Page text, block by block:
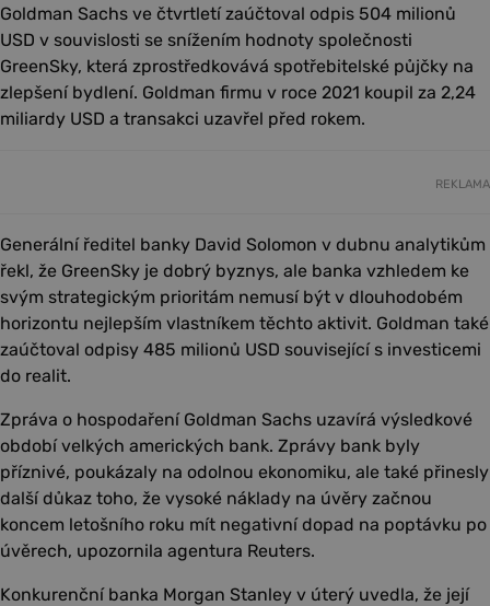
Goldman Sachs ve čtvrtletí zaúčtoval odpis 504 milionů
USD v souvislosti se snížením hodnoty společnosti
GreenSky, která zprostředkovává spotřebitelské půjčky na
zlepšení bydlení. Goldman firmu v roce 2021 koupil za 2,24
miliardy USD a transakci uzavřel před rokem.
REKLAMA
Generální ředitel banky David Solomon v dubnu analytikům
řekl, že GreenSky je dobrý byznys, ale banka vzhledem ke
svým strategickým prioritám nemusí být v dlouhodobém
horizontu nejlepším vlastníkem těchto aktivit. Goldman také
zaúčtoval odpisy 485 milionů USD související s investicemi
do realit.
Zpráva o hospodaření Goldman Sachs uzavírá výsledkové
období velkých amerických bank. Zprávy bank byly
příznivé, poukázaly na odolnou ekonomiku, ale také přinesly
další důkaz toho, že vysoké náklady na úvěry začnou
koncem letošního roku mít negativní dopad na poptávku po
úvěrech, upozornila agentura Reuters.
Konkurenční banka Morgan Stanley v úterý uvedla, že její